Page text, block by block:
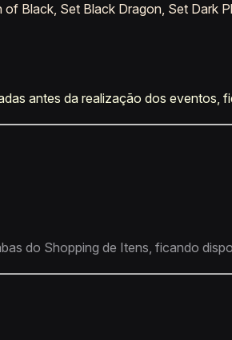
Black, Set Black Dragon, Set Dark
antes da realização dos eventos,
do Shopping de Itens, ficando